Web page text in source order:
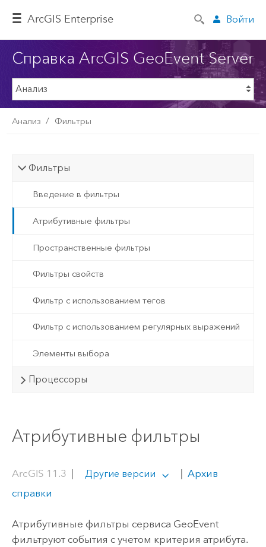
ArcGIS Enterprise Войти
Справка ArcGIS GeoEvent Server
Анализ Фильтры
Фильтры
Введение в фильтры
Атрибутивные фильтры
Пространственные фильтры
Фильтры свойств
Фильтр с использованием тегов
Фильтр с использованием регулярных выражений
Элементы выбора
Процессоры
Атрибутивные фильтры
ArcGIS 11.3 Другие версии
Архив
справки
Атрибутивные фильтры сервиса GeoEvent
фильтруют события с учетом критерия атрибута.